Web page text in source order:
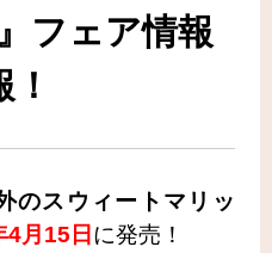
フェア情報
のスウィートマリッ
4月15日 に発売！